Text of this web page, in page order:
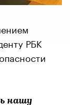
РБК
нашу